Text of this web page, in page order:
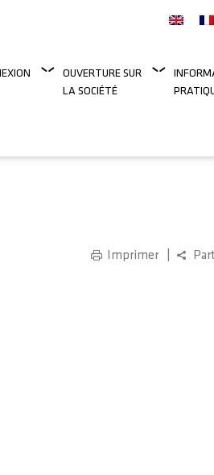
OUVERTURE SUR
LA SOCIÉTÉ
Imprimer